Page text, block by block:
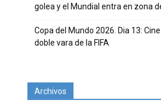
golea y el Mundial entra en zona
Copa del Mundo 2026. Dia 13:
doble vara de la FIFA
Archivos